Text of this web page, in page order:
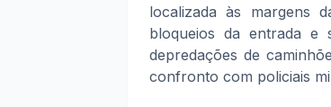
localizada às margens
bloqueios da entrada e
depredações de
confronto com policiais